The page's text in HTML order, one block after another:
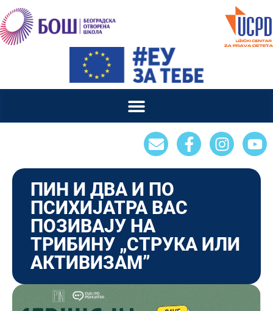
ПИН И ДВА И ПО
ПСИХИЈАТРА ВАС
ПОЗИВАЈУ НА
ТРИБИНУ „СТРУКА ИЛИ
АКТИВИЗАМ”